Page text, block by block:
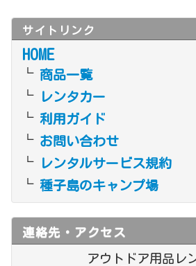
サイトリンク
HOME
商品一覧
レンタカー
利用ガイド
お問い合わせ
レンタルサービス規約
種子島のキャンプ場
連絡先・アクセス
アウトドア用品レ